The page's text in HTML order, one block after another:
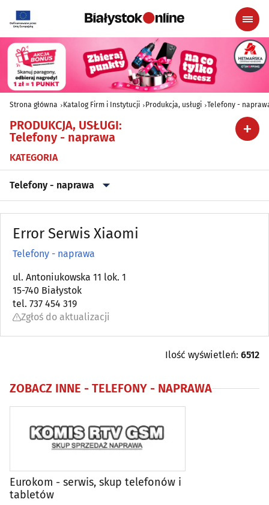
Strona główna Katalog Firm i Instytucji Produkcja, usługi Telefony -
PRODUKCJA, USŁUGI:
Telefony - naprawa
KATEGORIA
Telefony - naprawa
Archiwizacja dokumentów(3)
Astrologia, wróżby, ezoteryka
Automatyka przemysłowa (22)
Bielizna - producenci, hurtownie
Biura matrymonialne(0)
Dezynfekcja, dezynsekcja, deratyzacja
DVD - produkcja, sprzedaż, kopiowanie(4)
Error Serwis Xiaomi
Telefony - naprawa
ul. Antoniukowska 11 lok. 1
15-740 Białystok
tel. 737 454 319
Zgłoś do aktualizacji
Ilość wyświetleń: 6512
ZOBACZ INNE - TELEFONY - NAPRAWA
Eurokom - serwis, skup telefonów i
tabletów